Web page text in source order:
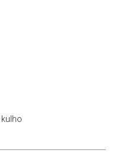
kulho